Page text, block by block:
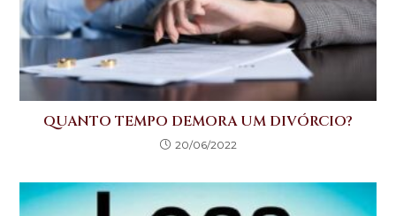
QUANTO TEMPO DEMORA UM DIVÓRCIO?
20/06/2022